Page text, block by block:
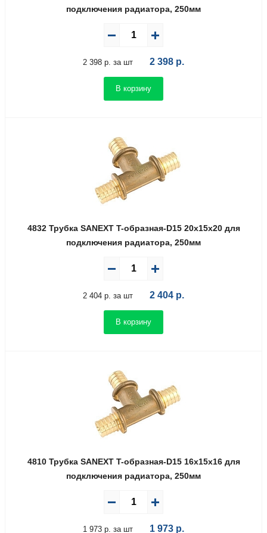
подключения радиатора, 250мм
2 398 р. за шт 2 398 р.
В корзину
4832 Трубка SANEXT T-образная-D15 20х15х20 для
подключения радиатора, 250мм
2 404 р. за шт 2 404 р.
В корзину
4810 Трубка SANEXT T-образная-D15 16х15х16 для
подключения радиатора, 250мм
1 973 р. за шт 1 973 р.